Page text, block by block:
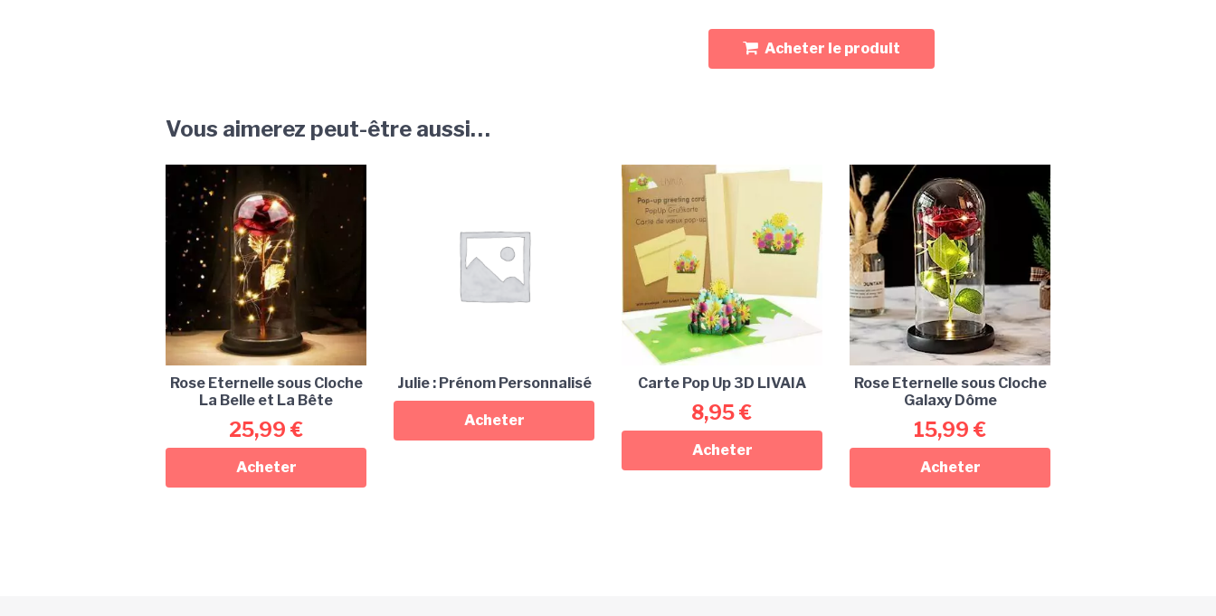
Acheter le produit
Vous aimerez peut-être aussi…
Rose Eternelle sous Cloche
La Belle et La Bête
25,99 €
Acheter
Julie : Prénom Personnalisé
Acheter
Carte Pop Up 3D LIVAIA
8,95€
Acheter
Rose Eternelle sous Cloche
Galaxy Dôme
15,99 €
Acheter